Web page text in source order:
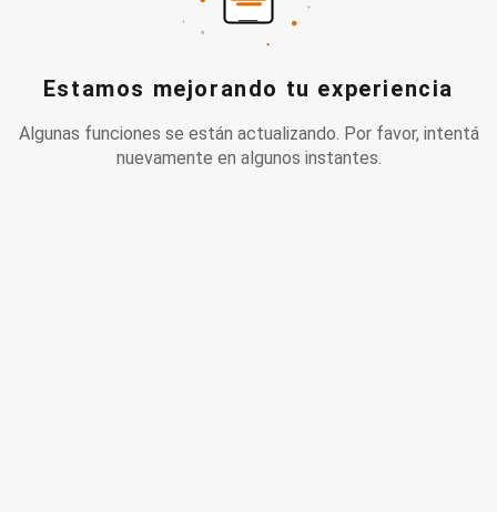
Estamos mejorando tu experiencia
Algunas funciones se están actualizando. Por favor, intentá
nuevamente en algunos instantes.